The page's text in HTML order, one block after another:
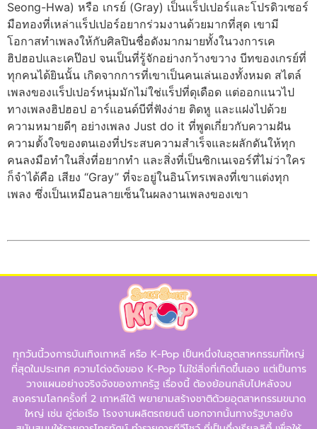
Seong-Hwa) หรือ เกรย์ (Gray) เป็นแร็ปเปอร์และโปรดิวเซอร์
มือทองที่เหล่าแร็ปเปอร์อยากร่วมงานด้วยมากที่สุด เขามี
โอกาสทำเพลงให้กับศิลปินชื่อดังมากมายทั้งในวงการเค
ฮิปฮอปและเคป๊อป จนเป็นที่รู้จักอย่างกว้างขวาง บีทของเกรย์ที่
ทุกคนได้ยินนั้น เกิดจากการที่เขาเป็นคนเล่นเองทั้งหมด สไตล์
เพลงของแร็ปเปอร์หนุ่มมักไม่ใช่แร็ปที่ดุเดือด แต่ออกแนวไป
ทางเพลงฮิปฮอป อาร์แอนด์บีที่ฟังง่าย ติดหู และแฝงไปด้วย
ความหมายดีๆ อย่างเพลง Just do it ที่พูดเกี่ยวกับความฝัน
ความตั้งใจของตนเองที่ประสบความสำเร็จและผลักดันให้ทุก
คนลงมือทำในสิ่งที่อยากทำ และสิ่งที่เป็นซิกเนเจอร์ที่ไม่ว่าใคร
ก็จำได้คือ เสียง “Gray” ที่จะอยู่ในอินโทรเพลงที่เขาแต่งทุก
เพลง ซึ่งเป็นเหมือนลายเซ็นในผลงานเพลงของเขา
ทุกวันนี้วงการบันเทิงเกาหลี หรือ K-Pop เป็นหนึ่งในอุตสาหกรรมที่ใหญ่
ที่สุดในประเทศ ความโด่งดังของ K-Pop ไม่ใช่สิ่งที่เกิดขึ้นเอง แต่เป็นการ
วางแผนอย่างจริงจังของภาครัฐ เรื่องนี้ ต้องย้อนกลับไปหลังจบ
สงครามโลกครั้งที่ 2 เกาหลีใต้ พยายามสร้างชาติด้วยอุตสาหกรรมขนาด
ใหญ่ เช่น อู่ต่อเรือ โรงงานผลิตรถยนต์ นอกจากนั้นทางรัฐบาลยัง